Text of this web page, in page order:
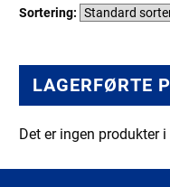
Sortering:
LAGERFØRTE
Det er ingen produkter